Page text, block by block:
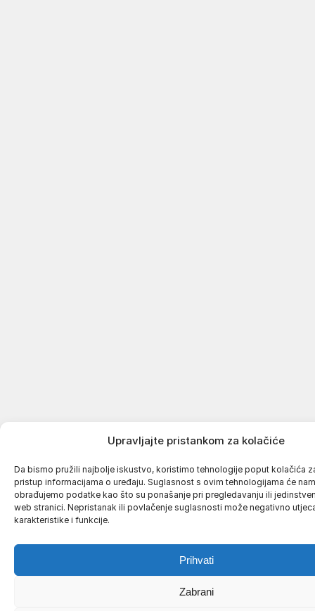
Upravljajte pristankom za kolačiće
Da bismo pružili najbolje iskustvo, koristimo tehnologije poput kolačića
pristup informacijama o uređaju. Suglasnost s ovim tehnologijama će
obrađujemo podatke kao što su ponašanje pri pregledavanju ili
web stranici. Nepristanak ili povlačenje suglasnosti može negativno
karakteristike i funkcije.
Prihvati
Zabrani